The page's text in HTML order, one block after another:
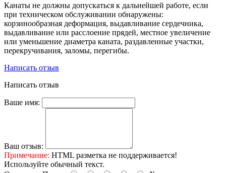
Канаты не должны допускаться к дальнейшей работе, если
при техническом обслуживании обнаружены:
корзинообразная деформация, выдавливание сердечника,
выдавливание или расслоение прядей, местное увеличение
или уменьшение диаметра каната, раздавленные участки,
перекручивания, заломы, перегибы.
Написать отзыв
Написать отзыв
Ваше имя:
Ваш отзыв:
Примечание: HTML разметка не поддерживается!
Используйте обычный текст.